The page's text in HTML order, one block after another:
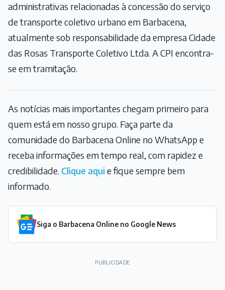
administrativas relacionadas à concessão do serviço
de transporte coletivo urbano em Barbacena,
atualmente sob responsabilidade da empresa Cidade
das Rosas Transporte Coletivo Ltda. A CPI encontra-
se em tramitação.
As notícias mais importantes chegam primeiro para
quem está em nosso grupo. Faça parte da
comunidade do Barbacena Online no WhatsApp e
receba informações em tempo real, com rapidez e
credibilidade. Clique aqui e fique sempre bem
informado.
Siga o Barbacena Online no Google News
PUBLICIDADE